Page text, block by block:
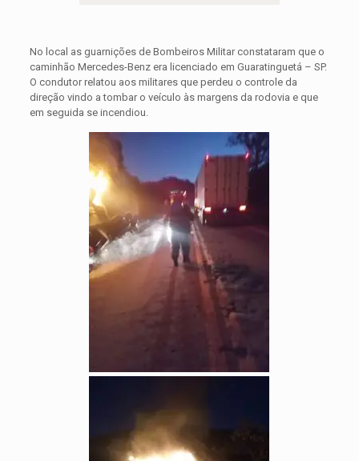
No local as guarnições de Bombeiros Militar constataram que o
caminhão Mercedes-Benz era licenciado em Guaratinguetá – SP.
O condutor relatou aos militares que perdeu o controle da
direção vindo a tombar o veículo às margens da rodovia e que
em seguida se incendiou.